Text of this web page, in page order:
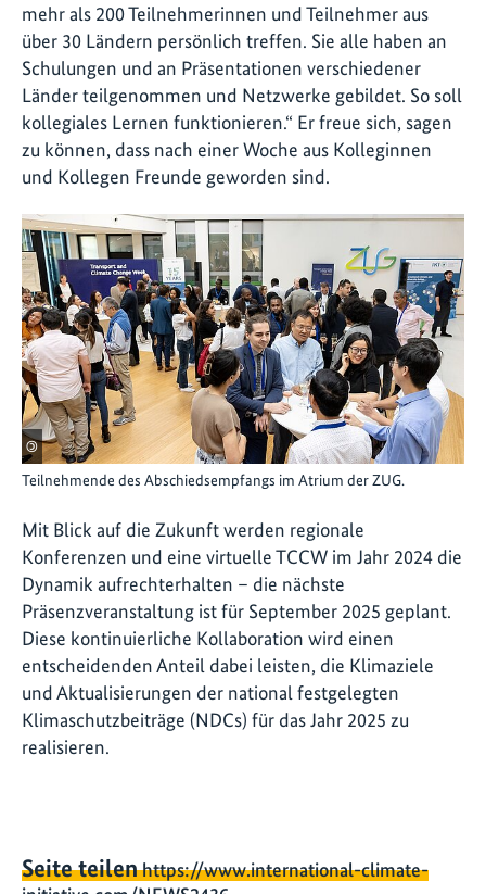
©
Teilnehmende des Abschiedsempfangs im Atrium der ZUG.
mehr als 200 Teilnehmerinnen und Teilnehmer aus
über 30 Ländern persönlich treffen. Sie alle haben an
Schulungen und an Präsentationen verschiedener
Länder teilgenommen und Netzwerke gebildet. So soll
kollegiales Lernen funktionieren.“ Er freue sich, sagen
zu können, dass nach einer Woche aus Kolleginnen
und Kollegen Freunde geworden sind.
Mit Blick auf die Zukunft werden regionale
Konferenzen und eine virtuelle TCCW im Jahr 2024 die
Dynamik aufrechterhalten – die nächste
Präsenzveranstaltung ist für September 2025 geplant.
Diese kontinuierliche Kollaboration wird einen
entscheidenden Anteil dabei leisten, die Klimaziele
und Aktualisierungen der national festgelegten
Klimaschutzbeiträge (NDCs) für das Jahr 2025 zu
realisieren.
Seite teilenhttps://www.international-climate-